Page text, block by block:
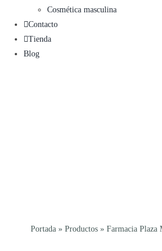
Cosmética masculina
Contacto
Tienda
Blog
Portada » Productos » Farmacia